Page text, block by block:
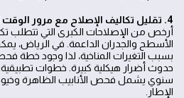
4. تقليل تكاليف الإصلاح مع مرور الوقت
أرخص من الإصلاحات الكبرى التي تتطلب
الأسطح والجدران الداعمة. في الرياض،
بسبب التغيرات المناخية، لذا وجود خطة
حدوث أضرار هيكلية كبيرة. خطوات
سنوي يشمل فحص الأنابيب الظاهرة
الإطار.